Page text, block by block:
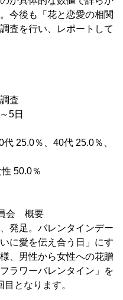
今後も「花と恋愛の相関
査を行い、レポートして
査
5日
25.0％、40代 25.0％、
50.0％
会 概要
発足。バレンタインデー
に愛を伝え合う日」にす
、男性から女性への花贈
ラワーバレンタイン」を
となります。